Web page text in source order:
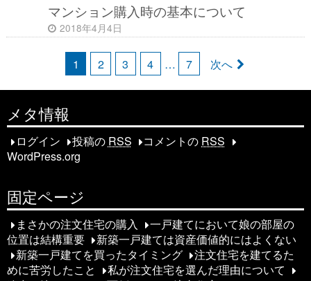
マンション購入時の基本について
2018年4月4日
稿
ナ
ビ
ゲ
ー
シ
ョ
1 2 3 4 … 7 次へ
メタ情報
ログイン 投稿の RSS コメントの RSS
WordPress.org
固定ページ
まさかの注文住宅の購入
一戸建てにおいて娘の部屋の
位置は結構重要
新築一戸建ては資産価値的にはよくない
新築一戸建てを買ったタイミング
注文住宅を建てるた
めに苦労したこと
私が注文住宅を選んだ理由について